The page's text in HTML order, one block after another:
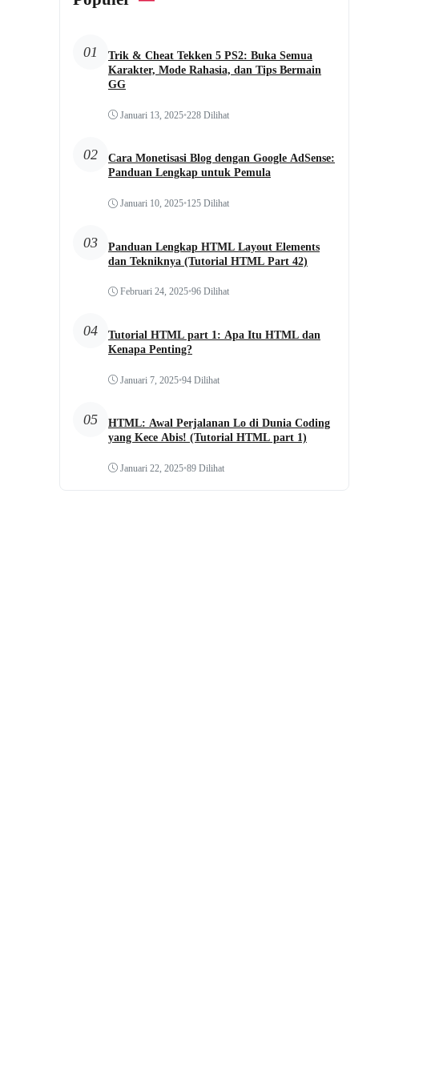
01
Trik & Cheat Tekken 5 PS2: Buka Semua
Karakter, Mode Rahasia, dan Tips Bermain
GG
Januari 13, 2025•228 Dilihat
02
Cara Monetisasi Blog dengan Google AdSense:
Panduan Lengkap untuk Pemula
Januari 10, 2025•125 Dilihat
03
Panduan Lengkap HTML Layout Elements
dan Tekniknya (Tutorial HTML Part 42)
Februari 24, 2025•96 Dilihat
04
Tutorial HTML part 1: Apa Itu HTML dan
Kenapa Penting?
Januari 7, 2025•94 Dilihat
05
HTML: Awal Perjalanan Lo di Dunia Coding
yang Kece Abis! (Tutorial HTML part 1)
Januari 22, 2025•89 Dilihat